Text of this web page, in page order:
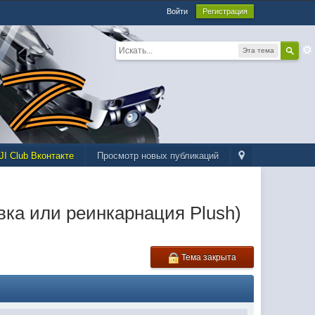
Войти Регистрация
Эта тема
Просмотр новых публикаций
Club Вконтакте
или реинкарнация Plush)
Тема закрыта